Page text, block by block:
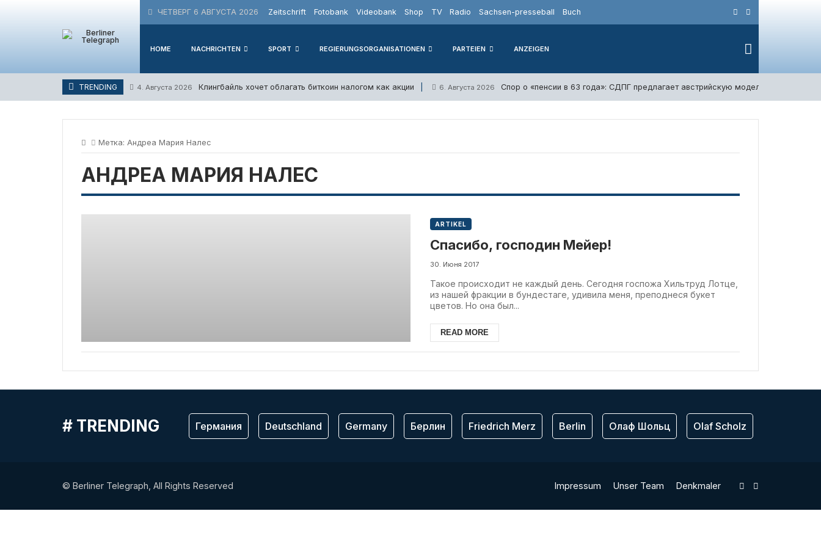
ЧЕТВЕРГ 6 АВГУСТА 2026 Zeitschrift Fotobank Videobank Shop TV Radio Sachsen-presseball Buch
HOME NACHRICHTEN SPORT REGIERUNGSORGANISATIONEN PARTEIEN ANZEIGEN
TRENDING 4. Августа 2026 Клингбайль хочет облагать биткоин налогом как акции 6. Августа 2026 Спор о «пенсии в 63 года»: СДПГ предлагает австрийскую модель
Метка: Андреа Мария Налес
АНДРЕА МАРИЯ НАЛЕС
ARTIKEL
Спасибо, господин Мейер!
30. Июня 2017
Такое происходит не каждый день. Сегодня госпожа Хильтруд Лотце,
из нашей фракции в бундестаге, удивила меня, преподнеся букет
цветов. Но она был...
READ MORE
# TRENDING Германия Deutschland Germany Берлин Friedrich Merz Berlin Олаф Шольц Olaf Scholz
© Berliner Telegraph, All Rights Reserved Impressum Unser Team Denkmaler